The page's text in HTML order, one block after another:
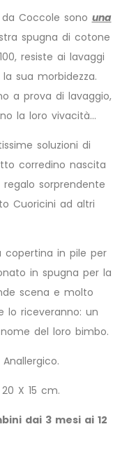
Coccole sono una
spugna di cotone
resiste ai lavaggi
sua morbidezza.
a prova di lavaggio,
la loro vivacità…
soluzioni di
corredino nascita
sorprendente
Cuoricini ad altri
copertina in pile per
in spugna per la
scena e molto
lo riceveranno: un
del loro bimbo.
X 15 cm.
dai 3 mesi ai 12